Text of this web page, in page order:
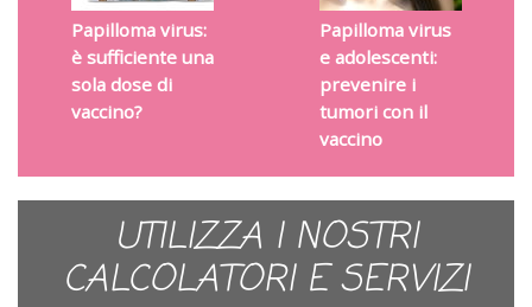
Papilloma virus:
è sufficiente una
sola dose di
vaccino?
Papilloma virus
e adolescenti:
prevenire i
tumori con il
vaccino
UTILIZZA I NOSTRI
CALCOLATORI E SERVIZI